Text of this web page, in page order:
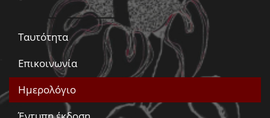
Ταυτότητα
Επικοινωνία
Ημερολόγιο